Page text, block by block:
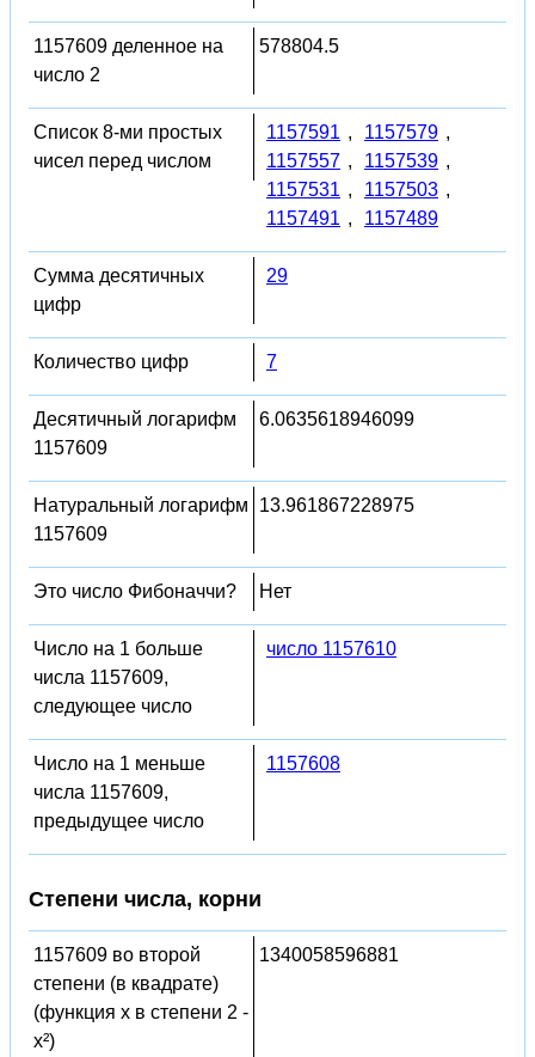
1157609 деленное на
число 2
578804.5
Список 8-ми простых
чисел перед числом
1157591 , 1157579 ,
1157557 , 1157539 ,
1157531 , 1157503 ,
1157491 , 1157489
Сумма десятичных
цифр
29
Количество цифр 7
Десятичный логарифм
1157609
6.0635618946099
Натуральный логарифм
1157609
13.961867228975
Это число Фибоначчи? Нет
Число на 1 больше
числа 1157609,
следующее число
число 1157610
Число на 1 меньше
числа 1157609,
предыдущее число
1157608
Степени числа, корни
1157609 во второй
степени (в квадрате)
(функция x в степени 2 -
x²)
1340058596881